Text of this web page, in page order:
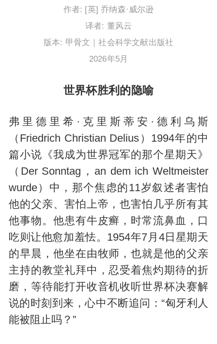
作者: [英] 乔纳森·威尔逊
译者: 董风云
版本: 甲骨文｜社会科学文献出版社
2026年5月
世界杯胜利的隐喻
弗里德里希·克里斯蒂安·德利乌斯
（Friedrich Christian Delius）1994年的中
篇小说《我成为世界冠军的那个星期天》
（Der Sonntag，an dem ich Weltmeister
wurde）中，那个焦虑的11岁叙述者害怕
他的父亲、害怕上帝，也害怕几乎所有其
他事物。他患有牛皮癣，时常流鼻血，口
吃则让他愈加羞怯。1954年7月4日星期天
的早晨，他坐在由牧师，也就是他的父亲
主持的教堂礼拜中，忍受着焦灼期待的折
磨，等待能打开收音机收听世界杯决赛解
说的时刻到来，心中不断追问：“匈牙利人
能被阻止吗？”